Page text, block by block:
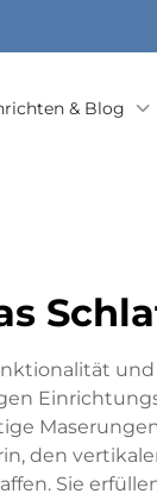
& Blog
den
Sie